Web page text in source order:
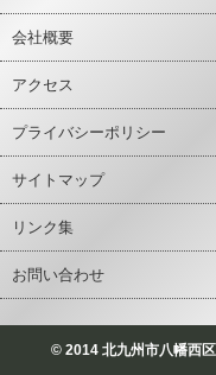
会社概要
アクセス
プライバシーポリシー
サイトマップ
リンク集
お問い合わせ
© 2014 北九州市八幡西